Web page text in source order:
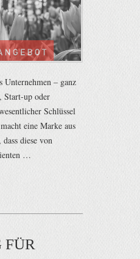
– ganz
Start-up oder
Schlüssel
eine Marke aus
diese von
…
FÜR